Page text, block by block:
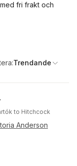
fri frakt och
Trendande
to Hitchcock
Anderson